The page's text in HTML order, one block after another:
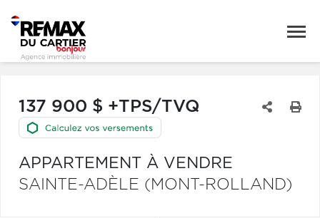
137 900 $ +TPS/TVQ
APPARTEMENT À VENDRE
SAINTE-ADÈLE (MONT-ROLLAND)